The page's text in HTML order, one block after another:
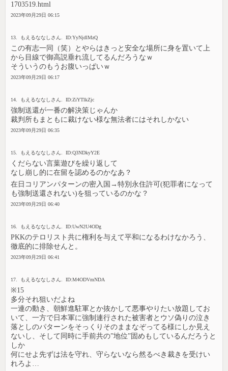
1703519.html
2023年09月29日 06:15
13. もえるななしさん. ID:YyNjdlMzQ
この有志一同（笑）とやらはきっと安全な場所に身を置いて上
から目線で御高説垂れ流してるんだろうなｗ
そういうのもうお腹いっぱいｗ
2023年09月29日 06:17
14. もえるななしさん. ID:ZiYTlkZjc
強制送還が一番の解決策じゃんか
裁判所もまともに裁けない様な無法者にはそれしかない
2023年09月29日 06:35
15. もえるななしさん. ID:Q3NDkyY2E
くだらない言葉遊びを繰り返して
なし崩し的に在留を認めるのかなあ？
在日コリアンパターンの密入国→特別永住許可(犯罪者になって
も強制送還されない)を狙っているのかな？
2023年09月29日 06:40
16. もえるななしさん. ID:UwN2U4ODg
PKKのテロリスト共に権利を与えて平和になるわけなかろう、
徹底的に排除せんと。
2023年09月29日 06:41
17. もえるななしさん. ID:M4ODVmNDA
※15
多分それ狙いだよね
一連の動き、朝鮮進駐軍とか抜かして悪事やりたい放題してお
いて、一方で日本軍に強制連行された被害者とウソ偽りの泣き
落としのパターンをそっくりそのままなぞってる様にしか見え
ないし、そして同時に手前共の”地位”固めもしているんだろうと
しか
何にせよ先ずは法を守れ、守らないなら然るべき裁きを受けい
れろよ…